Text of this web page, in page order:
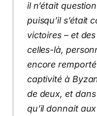
il n’était
puisqu’il s’était
victoires – et
celles-là,
encore
captivité à
de deux, et
qu’il donnait